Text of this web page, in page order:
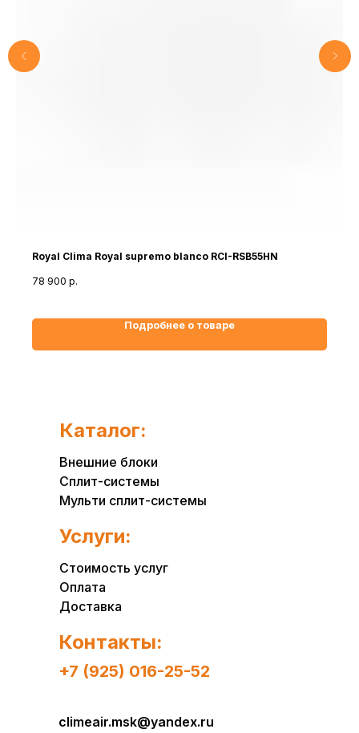
Royal Clima Royal supremo blanco RCI-RSB55HN
78 900 р.
Подробнее о товаре
climeair.msk@yandex.ru
Внешние блоки
Сплит-системы
Мульти сплит-системы
Каталог:
Стоимость услуг
Оплата
Доставка
Услуги:
+7 (925) 016-25-52
Контакты: